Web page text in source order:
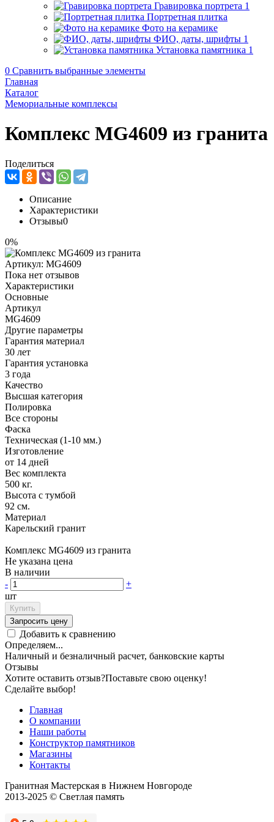
Гравировка портрета 1
Портретная плитка
Фото на керамике
ФИО, даты, шрифты 1
Установка памятника 1
0 Сравнить выбранные элементы
Главная
Каталог
Мемориальные комплексы
Комплекс MG4609 из гранита
Поделиться
Описание
Характеристики
Отзывы0
0%
Артикул: MG4609
Пока нет отзывов
Характеристики
Основные
Артикул
MG4609
Другие параметры
Гарантия материал
30 лет
Гарантия установка
3 года
Качество
Высшая категория
Полировка
Все стороны
Фаска
Техническая (1-10 мм.)
Изготовление
от 14 дней
Вес комплекта
500 кг.
Высота с тумбой
92 см.
Материал
Карельский гранит
Комплекс MG4609 из гранита
Не указана цена
В наличии
-
+
шт
Купить
Запросить цену
Добавить к сравнению
Определяем...
Наличный и безналичный расчет, банковские карты
Отзывы
Хотите оставить отзыв?Поставьте свою оценку!
Сделайте выбор!
Главная
О компании
Наши работы
Конструктор памятников
Магазины
Контакты
Гранитная Мастерская в Нижнем Новгороде
2013-2025 © Светлая память